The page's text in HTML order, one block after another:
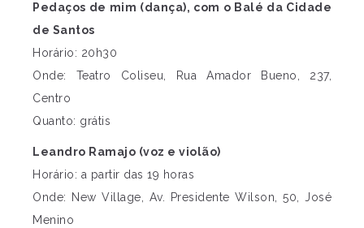
Pedaços de mim (dança), com o Balé da Cidade
de Santos
Horário: 20h30
Onde: Teatro Coliseu, Rua Amador Bueno, 237,
Centro
Quanto: grátis
Leandro Ramajo (voz e violão)
Horário: a partir das 19 horas
Onde: New Village, Av. Presidente Wilson, 50, José
Menino